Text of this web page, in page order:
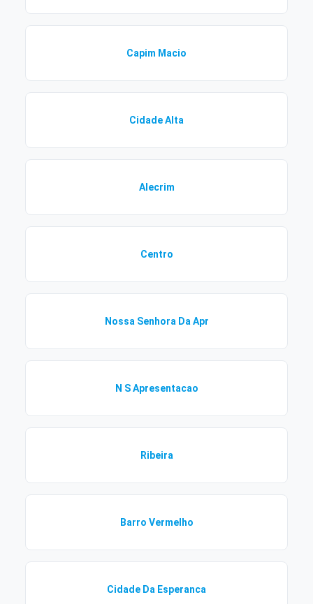
Capim Macio
Cidade Alta
Alecrim
Centro
Nossa Senhora Da Apr
N S Apresentacao
Ribeira
Barro Vermelho
Cidade Da Esperanca